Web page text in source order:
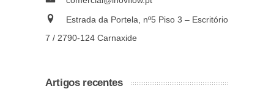
Estrada da Portela, nº5 Piso 3 – Escritório
7 / 2790-124 Carnaxide
Artigos recentes